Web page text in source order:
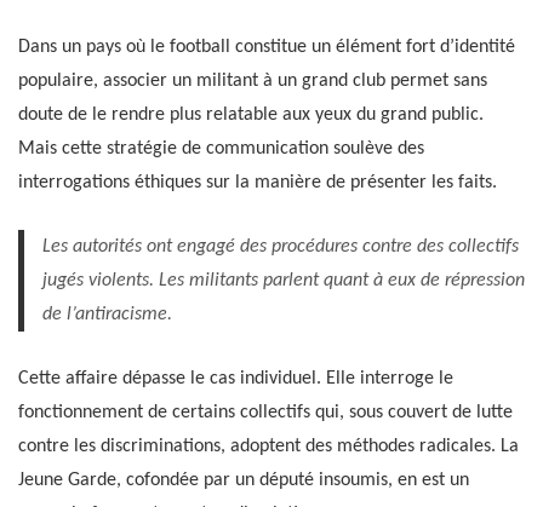
Dans un pays où le football constitue un élément fort d’identité
populaire, associer un militant à un grand club permet sans
doute de le rendre plus relatable aux yeux du grand public.
Mais cette stratégie de communication soulève des
interrogations éthiques sur la manière de présenter les faits.
Les autorités ont engagé des procédures contre des collectifs
jugés violents. Les militants parlent quant à eux de répression
de l’antiracisme.
Cette affaire dépasse le cas individuel. Elle interroge le
fonctionnement de certains collectifs qui, sous couvert de lutte
contre les discriminations, adoptent des méthodes radicales. La
Jeune Garde, cofondée par un député insoumis, en est un